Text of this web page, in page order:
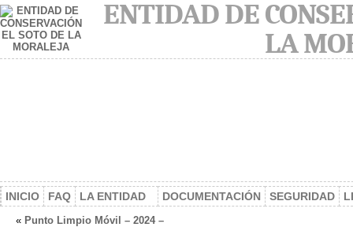
ENTIDAD DE
LA
INICIO FAQ LA ENTIDAD DOCUMENTACIÓN SEGURIDAD
« Punto Limpio Móvil – 2024 –